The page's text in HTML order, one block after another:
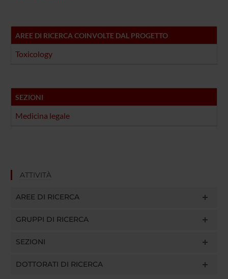
AREE DI RICERCA COINVOLTE DAL PROGETTO
Toxicology
SEZIONI
Medicina legale
ATTIVITÀ
AREE DI RICERCA
GRUPPI DI RICERCA
SEZIONI
DOTTORATI DI RICERCA